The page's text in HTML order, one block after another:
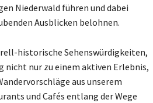
Niederwald führen und dabei
Ausblicken belohnen.
historische Sehenswürdigkeiten,
nicht nur zu einem aktiven Erlebnis,
aus unserem
und Cafés entlang der Wege